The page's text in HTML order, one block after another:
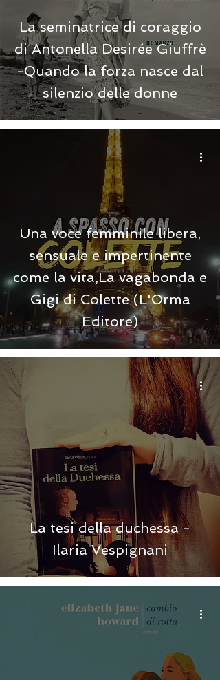
La seminatrice di coraggio
di Antonella Desirée Giuffrè
-Quando la forza nasce dal
silenzio delle donne
Una voce femminile libera,
sensuale e impertinente
come la vita,La vagabonda e
Gigi di Colette (L'Orma
Editore)
La tesi della duchessa -
Ilaria Vespignani